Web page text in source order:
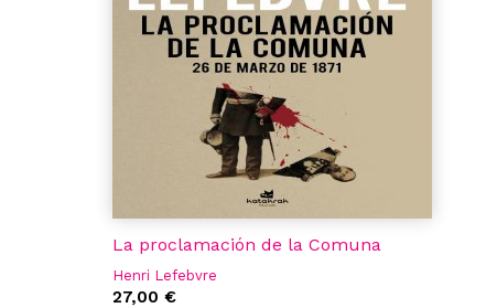
La proclamación de la Comuna
Henri Lefebvre
27,00 €